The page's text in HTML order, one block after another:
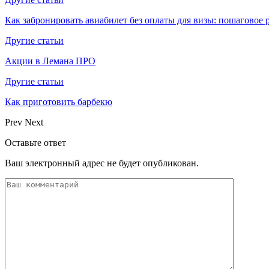
Как забронировать авиабилет без оплаты для визы: пошаговое
Другие статьи
Акции в Лемана ПРО
Другие статьи
Как приготовить барбекю
Prev Next
Оставьте ответ
Ваш электронный адрес не будет опубликован.